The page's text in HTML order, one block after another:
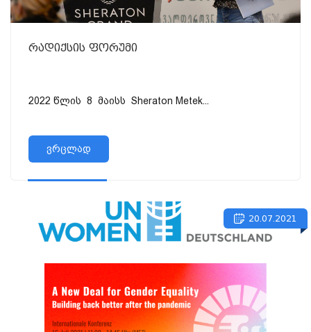
რადიქსის ფორუმი
2022 წლის 8 მაისს Sheraton Metek...
ვრცლად
20.07.2021